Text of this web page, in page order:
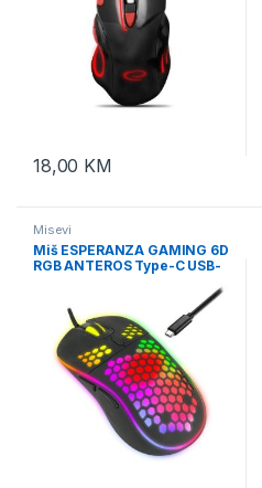
18,00 KM
Misevi
Miš ESPERANZA GAMING 6D
RGB ANTEROS Type-C USB-